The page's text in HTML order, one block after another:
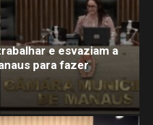
e esvaziam a
para fazer